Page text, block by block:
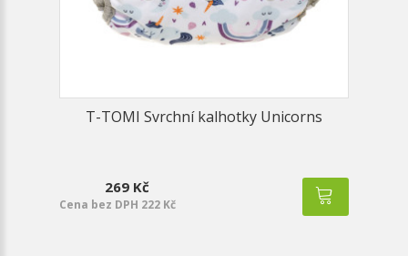
T-TOMI Svrchní kalhotky Unicorns
269 Kč
Cena bez DPH 222 Kč